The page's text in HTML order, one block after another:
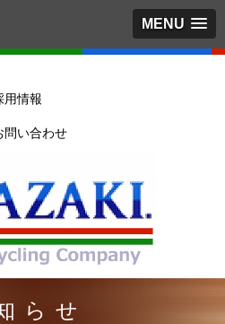
MENU
用情報
問い合わせ
らせ